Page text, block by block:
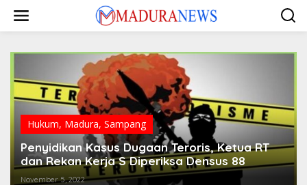
konten
Hukum, Madura, Sampang
Penyidikan Kasus Dugaan Teroris, Ketua RT
dan Rekan Kerja S Diperiksa Densus 88
November 5, 2022